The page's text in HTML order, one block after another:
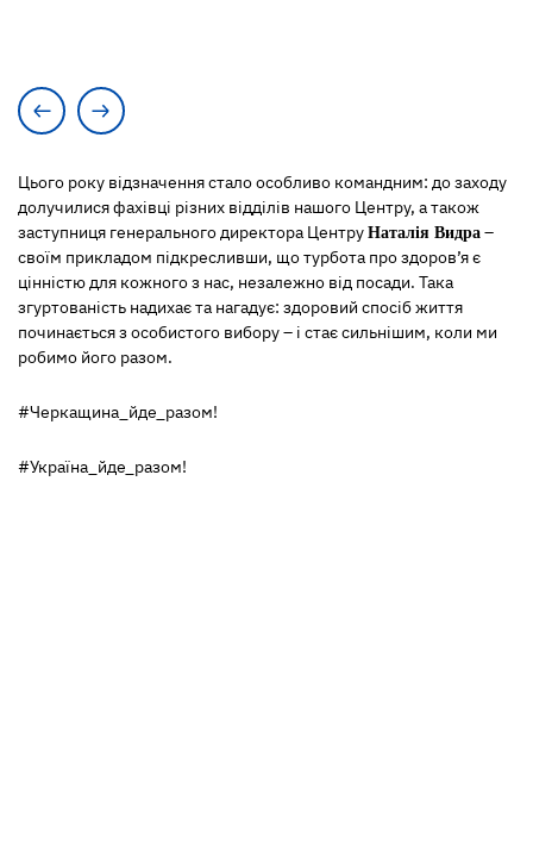
Цього року відзначення стало особливо командним: до заходу
долучилися фахівці різних відділів нашого Центру, а також
заступниця генерального директора Центру Наталія Видра –
своїм прикладом підкресливши, що турбота про здоров’я є
цінністю для кожного з нас, незалежно від посади. Така
згуртованість надихає та нагадує: здоровий спосіб життя
починається з особистого вибору – і стає сильнішим, коли ми
робимо його разом.
#Черкащина_йде_разом!
#Україна_йде_разом!